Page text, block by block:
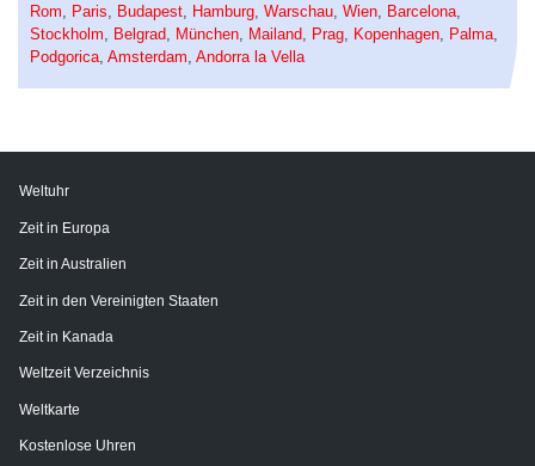
Rom
Paris Budapest Hamburg Warschau Wien Barcelona
Stockholm
Belgrad München Mailand Prag Kopenhagen Palma
Podgorica Amsterdam Andorra la Vella
Weltuhr
Zeit in Europa
Zeit in Australien
Zeit in den Vereinigten Staaten
Zeit in Kanada
Weltzeit Verzeichnis
Weltkarte
Kostenlose Uhren